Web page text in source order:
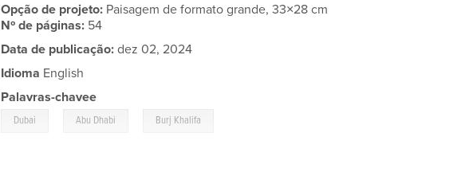
Opção de projeto: Paisagem de formato grande, 33×28 cm
Nº de páginas: 54
Data de publicação: dez 02, 2024
Idioma English
Palavras-chavee
Dubai Abu Dhabi Burj Khalifa